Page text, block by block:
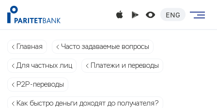
ENG
Главная Часто задаваемые вопросы
Для частных лиц Платежи и переводы
P2P-переводы
Как быстро деньги доходят до получателя?